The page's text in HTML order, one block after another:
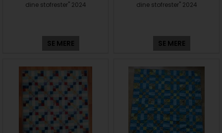
dine stofrester" 2024
SE MERE
dine stofrester" 2024
SE MERE